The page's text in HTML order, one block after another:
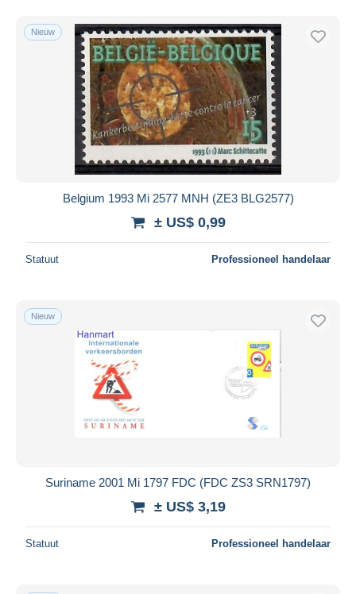
Nieuw
Belgium 1993 Mi 2577 MNH (ZE3 BLG2577)
± US$ 0,99
Statuut Professioneel handelaar
Nieuw
Suriname 2001 Mi 1797 FDC (FDC ZS3 SRN1797)
± US$ 3,19
Statuut Professioneel handelaar